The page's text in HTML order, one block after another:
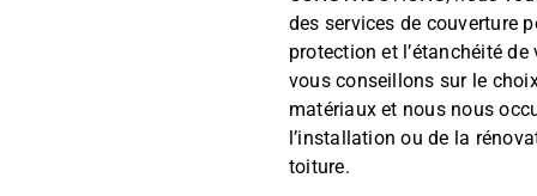
des services de couverture
protection et l’étanchéité
vous conseillons sur le
matériaux et nous nous
l’installation ou de la
toiture.